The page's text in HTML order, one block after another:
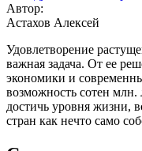
Автор:
Астахов Алексей
Удовлетворение
важная задача. От ее
экономики и
возможность сотен
достичь уровня жизни,
стран как нечто само